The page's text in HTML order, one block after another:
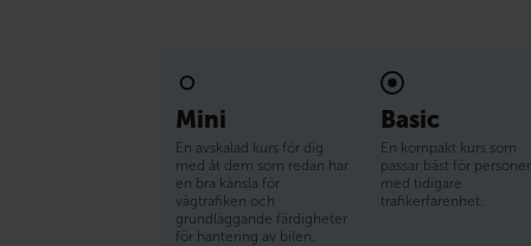
Mini
En avskalad kurs för dig
med åt dem som redan har
en bra känsla för
vägtrafiken och
grundläggande färdigheter
för hantering av bilen.
Basic
En kompakt kurs som
passar bäst för personer
med tidigare
trafikerfarenhet.